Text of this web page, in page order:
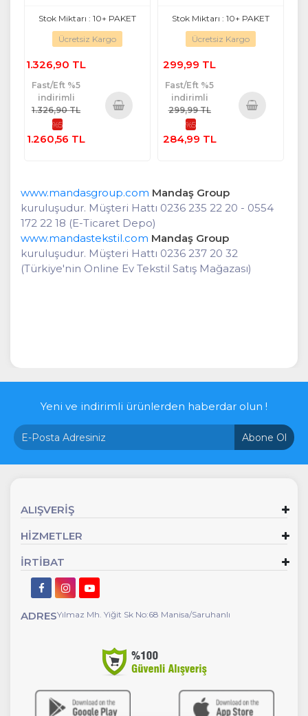
Stok Miktarı : 10+ PAKET
Ücretsiz Kargo
1.326,90 TL
Fast/Eft %5
indirimli
1.326,90 TL
%5
1.260,56 TL
Stok Miktarı : 10+ PAKET
Ücretsiz Kargo
299,99 TL
Fast/Eft %5
indirimli
299,99 TL
%5
284,99 TL
www.mandasgroup.com Mandaş Group
kuruluşudur. Müşteri Hattı 0236 235 22 20 - 0554
172 22 18 (E-Ticaret Depo)
www.mandastekstil.com Mandaş Group
kuruluşudur. Müşteri Hattı 0236 237 20 32
(Türkiye'nin Online Ev Tekstil Satış Mağazası)
Yeni ve indirimli ürünlerden haberdar olun !
Abone Ol
ALIŞVERİŞ
HİZMETLER
İRTİBAT
ADRESYılmaz Mh. Yiğit Sk No:68 Manisa/Saruhanlı